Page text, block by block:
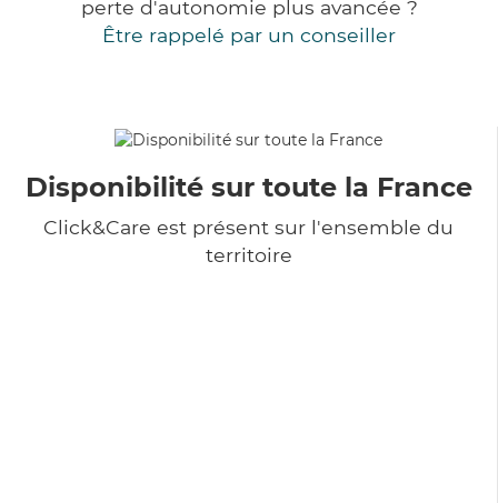
perte d'autonomie plus avancée ?
Être rappelé par un conseiller
Disponibilité sur toute la France
Click&Care est présent sur l'ensemble du
territoire